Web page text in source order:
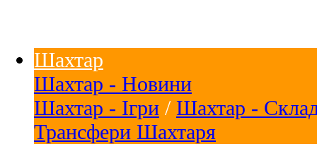
Шахтар
Шахтар - Новини
Шахтар - Ігри / Шахтар -
Трансфери Шахтаря